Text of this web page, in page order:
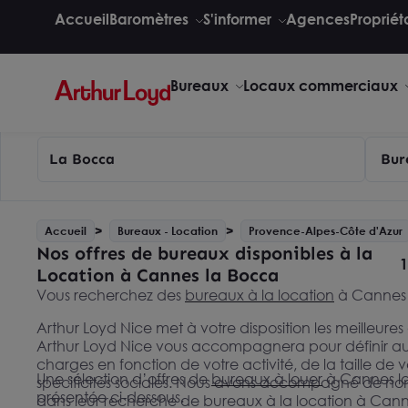
AccueilBaromètres S'informer Agences
Bureaux Locaux commerciaux
La Bocca
Accueil Bureaux - Location Provence-Alpes-Côte d'Azur
Nos offres de bureaux disponibles à la
Location à Cannes la Bocca
Vous recherchez des bureaux à la location à
Arthur Loyd Nice met à votre disposition les
Arthur Loyd Nice vous accompagnera pour définir
charges en fonction de votre activité, de la taille de
spécificités sociales. Nous avons accompagné de
dans leur recherche de bureaux à la location à
Une sélection d’offres debureaux à louerà Cannes
présentée ci-dessous.